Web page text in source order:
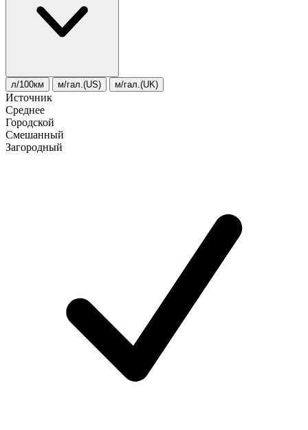
л/100км м/гал.(US) м/гал.(UK)
Источник
Среднее
Городской
Смешанный
Загородный